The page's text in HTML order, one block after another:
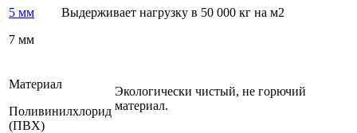
5 мм
7 мм
Выдерживает нагрузку в 50 000 кг на м2
Материал
Поливинилхлорид
(ПВХ)
Экологически чистый, не горючий
материал.